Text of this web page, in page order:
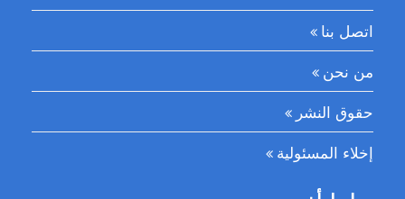
اتصل بنا
من نحن
حقوق النشر
إخلاء المسئولية